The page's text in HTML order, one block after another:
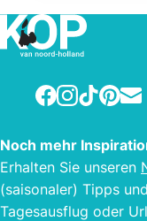
Diese
angefordert
Facebook
Instagram
TikTokE-
Noch mehr
Erhalten Sie unseren
(saisonaler) Tipps
Tagesausflug oder